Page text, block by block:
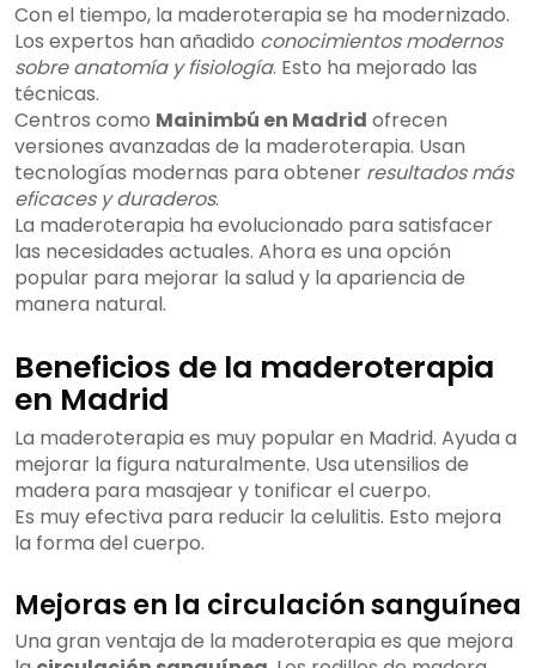
Con el tiempo, la maderoterapia se ha modernizado.
Los expertos han añadido conocimientos modernos
sobre anatomía y fisiología. Esto ha mejorado las
técnicas.
Centros como Mainimbú en Madrid ofrecen
versiones avanzadas de la maderoterapia. Usan
tecnologías modernas para obtener resultados más
eficaces y duraderos.
La maderoterapia ha evolucionado para satisfacer
las necesidades actuales. Ahora es una opción
popular para mejorar la salud y la apariencia de
manera natural.
Beneficios de la maderoterapia
en Madrid
La maderoterapia es muy popular en Madrid. Ayuda a
mejorar la figura naturalmente. Usa utensilios de
madera para masajear y tonificar el cuerpo.
Es muy efectiva para reducir la celulitis. Esto mejora
la forma del cuerpo.
Mejoras en la circulación sanguínea
Una gran ventaja de la maderoterapia es que mejora